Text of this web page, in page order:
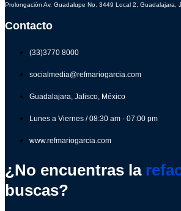
Prolongación Av. Guadalupe No. 3449 Local 2, Guadalajara,
Contacto
(33)3770 8000
socialmedia@refmariogarcia.com
Guadalajara, Jalisco, México
Lunes a Viernes / 08:30 am - 07:00 pm
www.refmariogarcia.com
¿No encuentras la
buscas?